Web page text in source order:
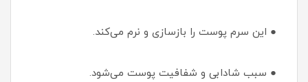
● این سرم پوست را بازسازی و نرم می‌کند.
● سبب شادابی و شفافیت پوست می‌شود.